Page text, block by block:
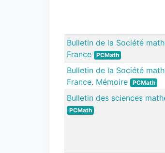
Bulletin de la Société
France
PCMath
Bulletin de la Société
France. Mémoire
PCMath
Bulletin des sciences
PCMath